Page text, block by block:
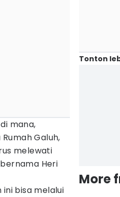
mana,
Galuh,
melewati
Heri
bisa melalui
Tonton
More